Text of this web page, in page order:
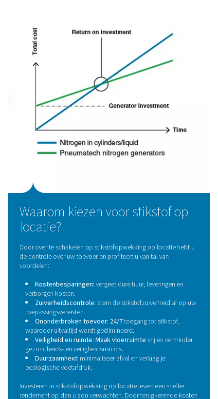
Benieuwd hoeveel u
besparen?
Laat ons de cijfers voor u uitvoeren. Neem vandaag
op voor een gepersonaliseerde berekening en
stikstofopwekking op locatie uw winst kan
Neem contact op met onze